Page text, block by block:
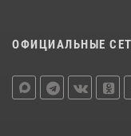
ОФИЦИАЛЬНЫЕ